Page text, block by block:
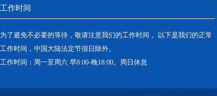
工作时间
为了避免不必要的等待，敬请注意我们的工作时间 。以下是我们的正常
工作时间，中国大陆法定节假日除外。
工作时间：周一至周六 早8:00-晚18:00。周日休息